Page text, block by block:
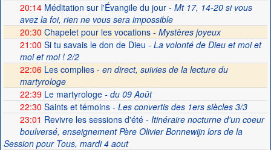
20:14Méditation sur l'Évangile du jour- Mt 17, 14-20 si vous
avez la foi, rien ne vous sera impossible
20:30 Chapelet pour les vocations - Mystères joyeux
21:00 Si tu savais le don de Dieu - La volonté de Dieu et moi et
moi et moi ! 2/2
22:06 Les complies - en direct, suivies de la lecture du
martyrologe
22:39Le martyrologe- du 09 Août
22:30 Saints et témoins- Les convertis des 1ers siècles 3/3
23:01 Revivre les sessions d'été- Itinéraire nocturne d'un coeur
boulversé, enseignement Père Olivier Bonnewijn lors de la
Session pour Tous, mardi 4 aout